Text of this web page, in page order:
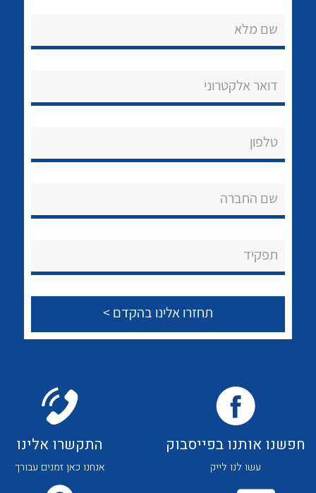
שירותי תמיכה
About Ateka Ltd.
צור קשר
לכל מוצרי היצרן לכל מוצרי היצרן
לכל מוצרי היצרן לכל מוצרי היצרן
לכל מוצרי היצרן לכל מוצרי היצרן
שם מלא
דואר אלקטרוני
טלפון
שם החברה
תפקיד
חפשנו אותנו בפייסבוק
עשו לנו לייק
התקשרו אלינו
אנחנו כאן זמנים עבורך